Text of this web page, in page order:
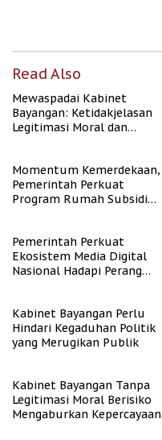
Read Also
Mewaspadai Kabinet
Bayangan: Ketidakjelasan
Legitimasi Moral dan
Momentum Kemerdekaan,
Pemerintah Perkuat
Program Rumah Subsidi
Pemerintah Perkuat
Ekosistem Media Digital
Nasional Hadapi Perang
Kabinet Bayangan Perlu
Hindari Kegaduhan Politik
yang Merugikan Publik
Kabinet Bayangan Tanpa
Legitimasi Moral Berisiko
Mengaburkan Kepercayaan